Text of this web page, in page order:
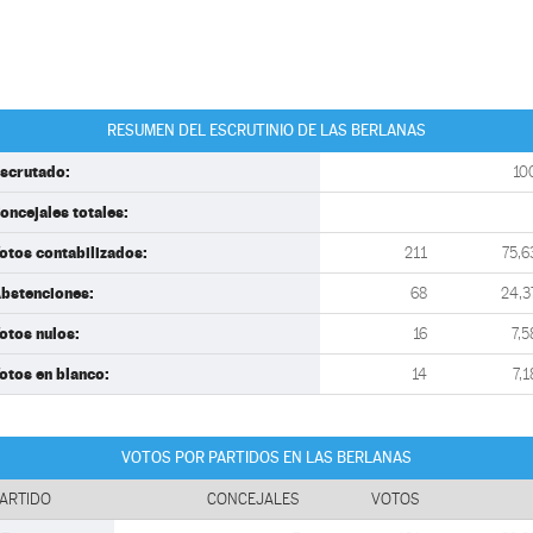
RESUMEN DEL ESCRUTINIO DE LAS BERLANAS
totales:
contabilizados: 211
68
nulos: 16
en blanco: 14
VOTOS POR PARTIDOS EN LAS BERLANAS
CONCEJALES VOTOS